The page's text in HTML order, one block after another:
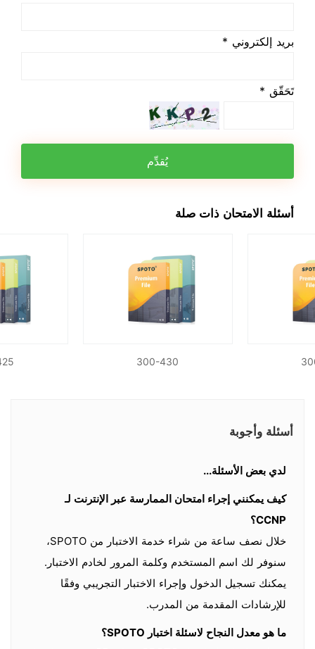
بريد إلكتروني *
تَحَقّق *
يُقدِّم
أسئلة الامتحان ذات صلة
300-430
أسئلة وأجوبة
لدي بعض الأسئلة...
كيف يمكنني إجراء امتحان الممارسة عبر الإنترنت لـ
CCNP؟
خلال نصف ساعة من شراء خدمة الاختبار من SPOTO،
سنوفر لك اسم المستخدم وكلمة المرور لخادم الاختبار.
يمكنك تسجيل الدخول وإجراء الاختبار التجريبي وفقًا
للإرشادات المقدمة من المدرب.
ما هو معدل النجاح لاسئلة اختبار SPOTO؟